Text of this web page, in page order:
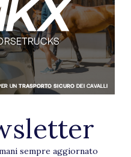
sempre aggiornato